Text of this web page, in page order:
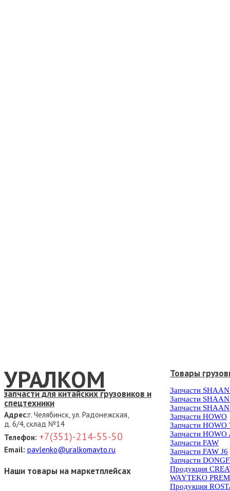
УРАЛКОМ
запчасти для китайских грузовиков и
спецтехники
Адрес:г. Челябинск, ул. Радонежская,
д. 6/4, склад №14
Телефон: +7(351)-214-55-50
Email: pavlenko@uralkomavto.ru
Наши товары на маркетплейсах
Товары
Запчасти
Запчасти
Запчасти
Запчасти HOWO
Запчасти HOWO
Запчасти HOWO
Запчасти FAW
Запчасти FAW J6
Запчасти
Продукция
WAYTEKO
Продукция